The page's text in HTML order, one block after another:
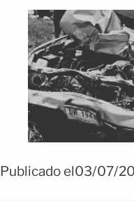
Publicado el03/07/